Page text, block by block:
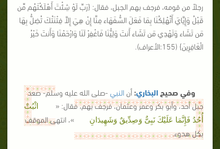
رجلاً من قومه، فرجف بهم الجبل، فقال: {رَبِّ لَوْ شِئْتَ أَهْلَكْتَهُم مِّن
قَبْلُ وَإِيَّايَ أَتُهْلِكُنَا بِمَا فَعَلَ السُّفَهَاء مِنَّا إِنْ هِيَ إِلاَّ فِتْنَتُكَ تُضِلُّ بِهَا
مَن تَشَاء وَتَهْدِي مَن تَشَاء أَنتَ وَلِيُّنَا فَاغْفِرْ لَنَا وَارْحَمْنَا وَأَنتَ خَيْرُ
الْغَافِرِينَ} (155:الأعراف).
وفي صحيح البخاري: أن النبي -صلى الله عليه وسلم- صعد
جبل أحد، وأبو بكر وعمر وعثمان، فرجف بهم، فقال: «
اثْبُتْ
أُحُدُ فَإِنَّمَا عَلَيْكَ نَبِىٌّ وَصِدِّيقٌ وَشَهِيدَانِ
»، انتهى الموقف
بكل هدوء.